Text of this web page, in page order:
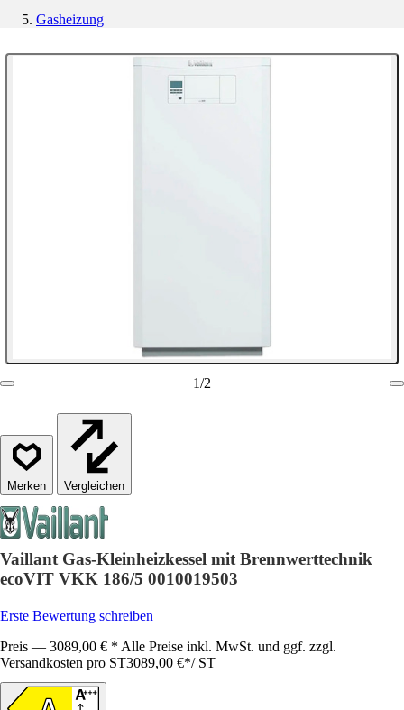
Gasheizung
1/2
Vergleichen
Vaillant Gas-Kleinheizkessel mit Brennwerttechnik
ecoVIT VKK 186/5 0010019503
Erste Bewertung schreiben
Preis — 3089,00 € * Alle Preise inkl. MwSt. und ggf. zzgl.
Versandkosten pro ST3089,00 €*/ ST